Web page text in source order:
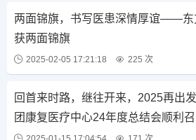
两面锦旗，书写医患深情厚谊——东
获两面锦旗
2025-02-05 17:21:18 225 次
回首来时路，继往开来，2025再
团康复医疗中心24年度总结会顺利